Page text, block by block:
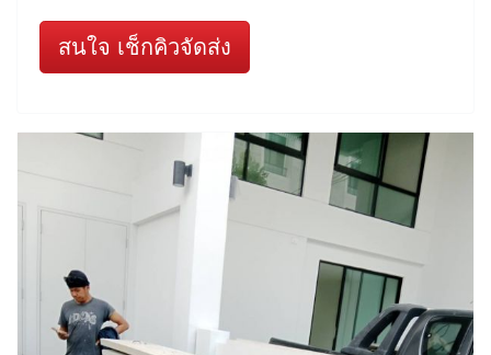
สนใจ เช็กคิวจัดส่ง